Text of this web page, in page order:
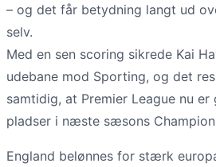
– og det får betydning langt ud
selv.
Med en sen scoring sikrede Kai
udebane mod Sporting, og det
samtidig, at Premier League nu
pladser i næste sæsons
England belønnes for stærk